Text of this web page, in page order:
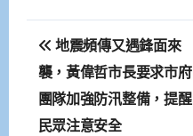
文
章
導
地震頻傳又遇鋒面來
襲，黃偉哲市長要求市府
團隊加強防汛整備，提醒
民眾注意安全